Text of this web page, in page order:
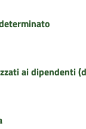
ai dipendenti